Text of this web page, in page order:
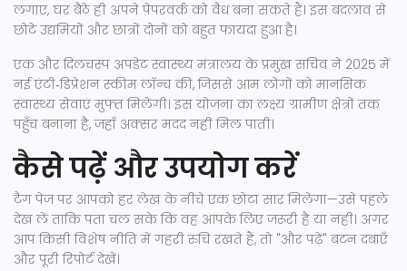
लगाए, घर बैठे ही अपने पेपरवर्क को वैध बना सकते हैं। इस बदलाव से
छोटे उद्यमियों और छात्रों दोनों को बहुत फायदा हुआ है।
एक और दिलचस्प अपडेट स्वास्थ्य मंत्रालय के प्रमुख सचिव ने 2025 में
नई एंटी‑डिप्रेशन स्कीम लॉन्च की, जिससे आम लोगों को मानसिक
स्वास्थ्य सेवाएं मुफ्त मिलेंगी। इस योजना का लक्ष्य ग्रामीण क्षेत्रों तक
पहुँच बनाना है, जहाँ अक्सर मदद नहीं मिल पाती।
कैसे पढ़ें और उपयोग करें
टैग पेज पर आपको हर लेख के नीचे एक छोटा सार मिलेगा—उसे पहले
देख लें ताकि पता चल सके कि वह आपके लिए जरूरी है या नहीं। अगर
आप किसी विशेष नीति में गहरी रुचि रखते हैं, तो "और पढ़ें" बटन दबाएँ
और पूरी रिपोर्ट देखें।